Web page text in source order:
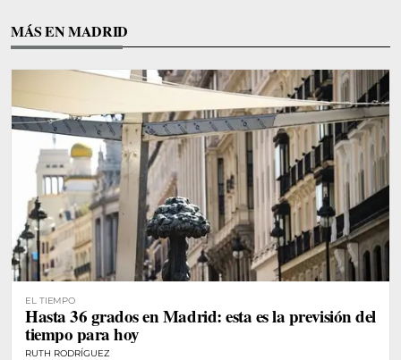
MÁS EN MADRID
EL TIEMPO
Hasta 36 grados en Madrid: esta es la previsión del
tiempo para hoy
RUTH RODRÍGUEZ